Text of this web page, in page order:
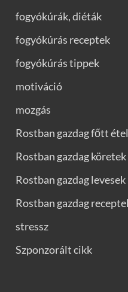
fogyókúrák, diéták
fogyókúrás receptek
fogyókúrás tippek
motiváció
mozgás
Rostban gazdag főtt
Rostban gazdag köretek
Rostban gazdag levesek
Rostban gazdag
stressz
Szponzorált cikk